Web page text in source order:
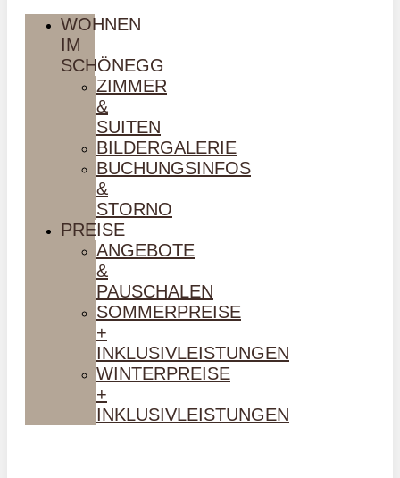
WOHNEN
IM
SCHÖNEGG
ZIMMER
&
SUITEN
BILDERGALERIE
BUCHUNGSINFOS
&
STORNO
PREISE
ANGEBOTE
&
PAUSCHALEN
SOMMERPREISE
+
INKLUSIVLEISTUNGEN
WINTERPREISE
+
INKLUSIVLEISTUNGEN